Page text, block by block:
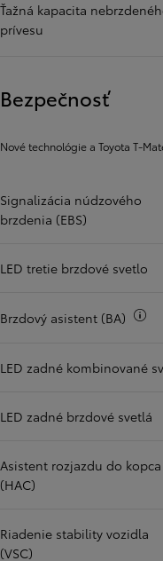
Ťažná kapacita
prívesu
Bezpečnosť
Nové technológie a Toyota T-
Signalizácia núdzového
brzdenia (EBS)
LED tretie brzdové svetlo
Brzdový asistent (BA)
LED zadné kombinované
LED zadné brzdové svetlá
Asistent rozjazdu do kopca
(HAC)
Riadenie stability vozidla
(VSC)